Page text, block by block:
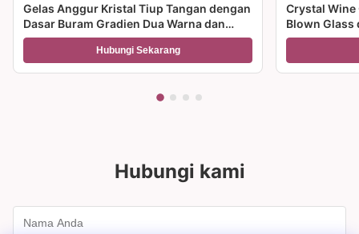
Gelas Anggur Kristal Tiup Tangan dengan
Dasar Buram Gradien Dua Warna dan
Kapasitas 300ml untuk Anggur Koktail
dan Dekorasi RumahHubungi Sekarang
Crystal Wine
Blown Glass
Multiple
Hubungi kami